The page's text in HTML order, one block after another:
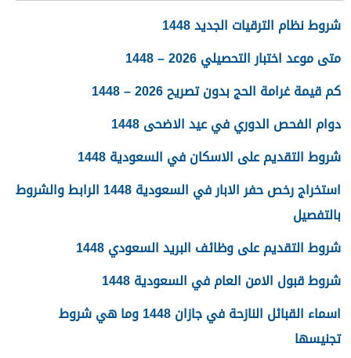
شروط نظام الترقيات الجديد 1448
متى موعد اختبار التحصيلي 2026 – 1448
كم قيمة غرامة الحج بدون تصريح 2026 – 1448
دوام الفحص الدوري في عيد الاضحى 1448
شروط التقديم على الاسكان في السعودية 1448
استخراج رخص حفر الابار في السعودية 1448 الرابط والشروط
بالتفصيل
شروط التقديم على وظائف البريد السعودي 1448
شروط قبول الامن العام في السعودية 1448
اسماء القبائل النازحة في جازان 1448 وما هي شروط
تجنيسها